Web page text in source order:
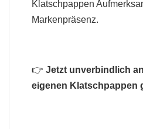
Klatschpappen
Markenpräsenz.
👉 Jetzt unverbindlich
eigenen Klatschpappen